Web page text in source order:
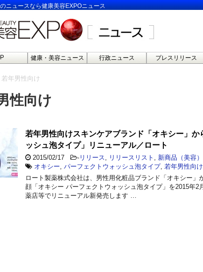
ニュースなら健康美容EXPOニュース
健康・美容ニュース 行政ニュース プレスリリース
若年男性向け
性向け
若年男性向けスキンケアブランド「オキシー」か
ッシュ泡タイプ」リニューアル／ロート
2015/02/17 - リリース リリースリスト
新商品（美容）
オキシー パーフェクトウォッシュ泡タイプ, 若年男性向け
ロート製薬株式会社は、男性用化粧品ブランド「オキシー
顔「オキシー パーフェクトウォッシュ泡タイプ」を2015年2
薬店等でリニューアル新発売します …